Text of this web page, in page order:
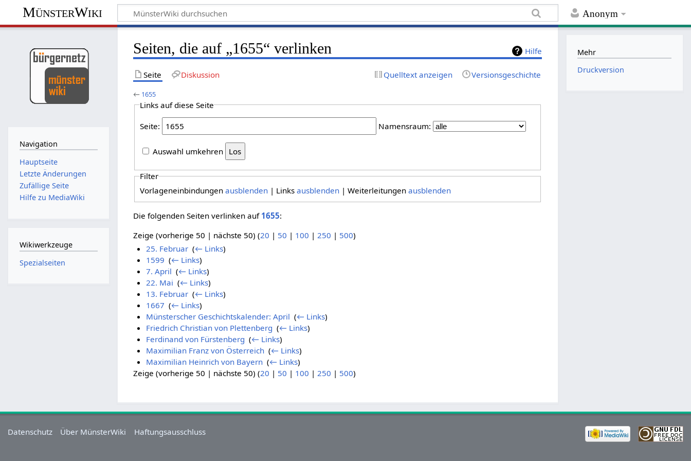
Anonym
MünsterWiki
Hilfe
Seiten, die auf „1655“ verlinken
Seite Diskussion Quelltext anzeigen Versionsgeschichte
← 1655
Links auf diese Seite
Seite: Namensraum:
Auswahl umkehren
Filter
Vorlageneinbindungen ausblenden| Links ausblenden| Weiterleitungen ausblenden
Die folgenden Seiten verlinken auf 1655:
Zeige (vorherige 50 | nächste 50) (20 | 50 | 100 | 250 | 500)
25. Februar‎ (← Links)
1599 (← Links)
7. April (← Links)
22. Mai (← Links)
13. Februar‎ (← Links)
1667 (← Links)
Münsterscher Geschichtskalender: April (← Links)
Friedrich Christian von Plettenberg (← Links)
Ferdinand von Fürstenberg (← Links)
Maximilian Franz von Österreich‎ (← Links)
Maximilian Heinrich von Bayern‎ (← Links)
Zeige (vorherige 50 | nächste 50) (20 | 50 | 100 |250 | 500)
Navigation
Hauptseite
Letzte Änderungen
Zufällige Seite
Hilfe zu MediaWiki
Wikiwerkzeuge
Spezialseiten
Mehr
Druckversion
Datenschutz Über MünsterWiki Haftungsausschluss